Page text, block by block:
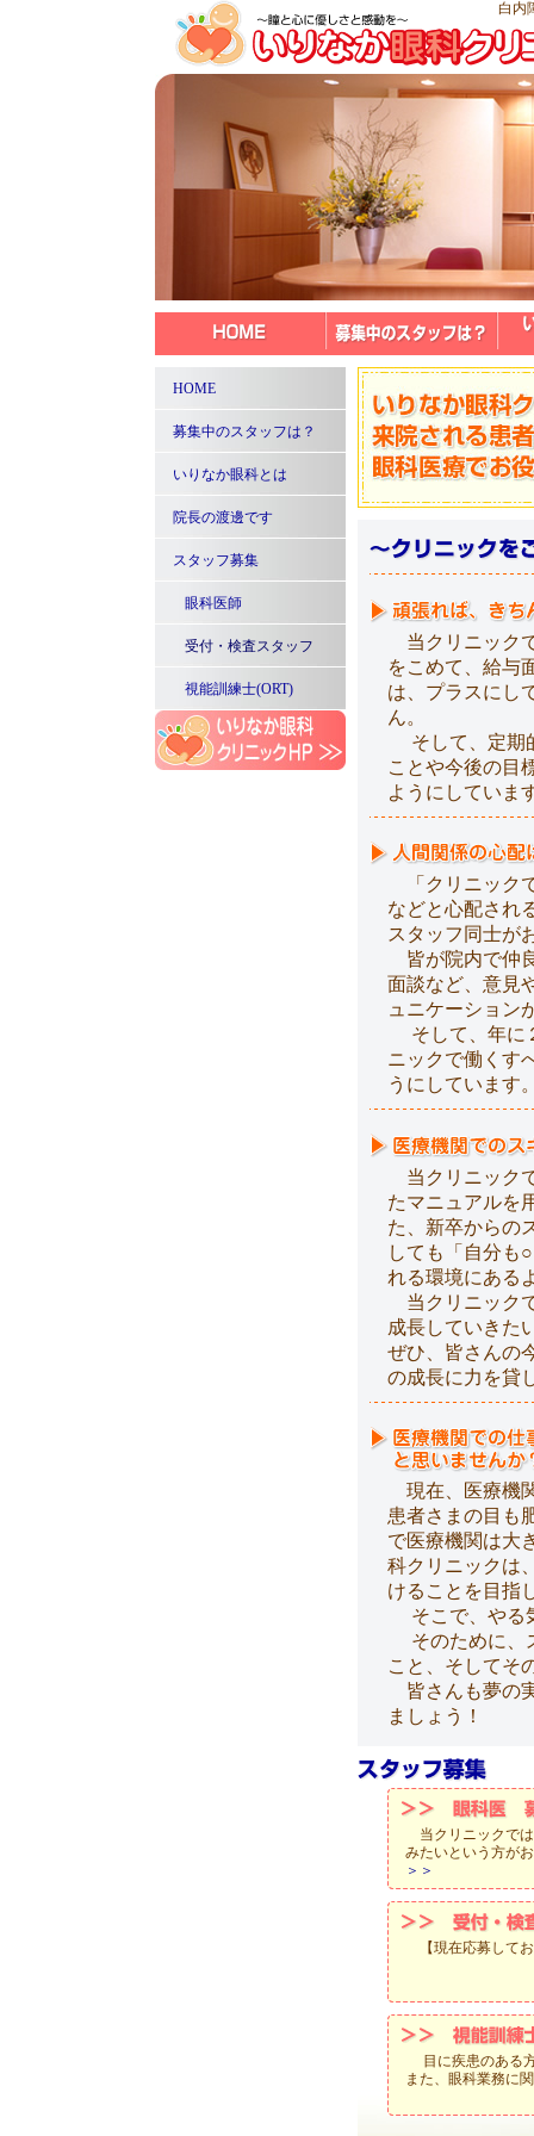
白内
HOME
募集中のスタッフは？
いりなか眼科とは
院長の渡邊です
スタッフ募集
眼科医師
受付・検査スタッフ
視能訓練士(ORT)
当クリニック
をこめて、給与
は、プラスにし
ん。
そして、定期
ことや今後の目
ようにしていま
「クリニック
などと心配され
スタッフ同士が
皆が院内で仲
面談など、意見
ュニケーション
そして、年に
ニックで働くす
うにしています
当クリニック
たマニュアルを
た、新卒からの
しても「自分も
れる環境にある
当クリニック
成長していきた
ぜひ、皆さんの
の成長に力を貸
現在、医療機
患者さまの目も
で医療機関は大
科クリニックは
けることを目指
そこで、やる
そのために、
こと、そしてそ
皆さんも夢の
ましょう！
当クリニックで
みたいという方が
＞＞
【現在応募して
目に疾患のある
また、眼科業務に